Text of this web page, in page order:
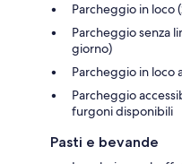
Parcheggio in loco
Parcheggio senza
giorno)
Parcheggio in loco
Parcheggio
furgoni disponibili
Pasti e bevande